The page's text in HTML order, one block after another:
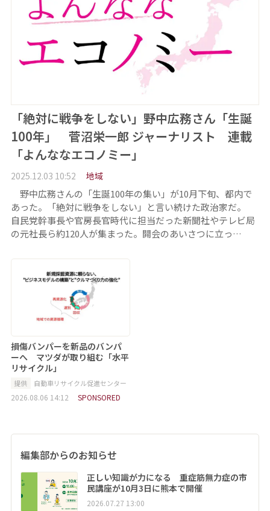
「絶対に戦争をしない」野中広務さん「生誕
100年」 菅沼栄一郎 ジャーナリスト 連載
「よんななエコノミー」
2025.12.03 10:52 地域
野中広務さんの「生誕100年の集い」が10月下旬、都内で
あった。「絶対に戦争をしない」と言い続けた政治家だ。
自民党幹事長や官房長官時代に担当だった新聞社やテレビ局
の元社長ら約120人が集まった。開会のあいさつに立っ…
損傷バンパーを新品のバンパ
ーへ マツダが取り組む「水平
リサイクル」
提供 自動車リサイクル促進センター
2026.08.06 14:12 SPONSORED
編集部からのお知らせ
正しい知識が力になる 重症筋無力症の市
民講座が10月3日に熊本で開催
2026.07.27 13:00